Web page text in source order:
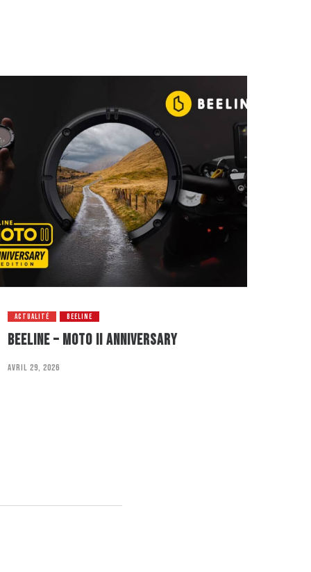
ACTUALITÉ BEELINE
BEELINE – MOTO II ANNIVERSARY
avril 29, 2026